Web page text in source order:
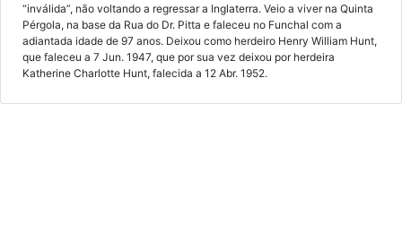
“inválida”, não voltando a regressar a Inglaterra. Veio a viver na Quinta
Pérgola, na base da Rua do Dr. Pitta e faleceu no Funchal com a
adiantada idade de 97 anos. Deixou como herdeiro Henry William Hunt,
que faleceu a 7 Jun. 1947, que por sua vez deixou por herdeira
Katherine Charlotte Hunt, falecida a 12 Abr. 1952.